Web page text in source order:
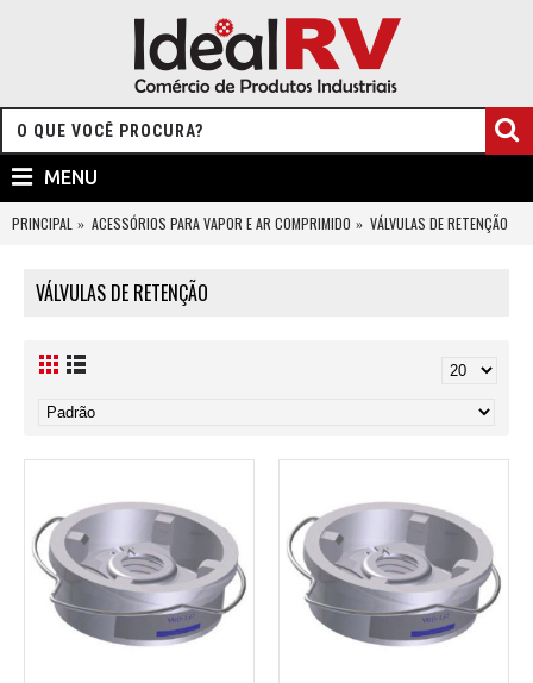
MENU
PRINCIPAL ACESSÓRIOS PARA VAPOR E AR COMPRIMIDO VÁLVULAS DE RETENÇÃO
VÁLVULAS DE RETENÇÃO